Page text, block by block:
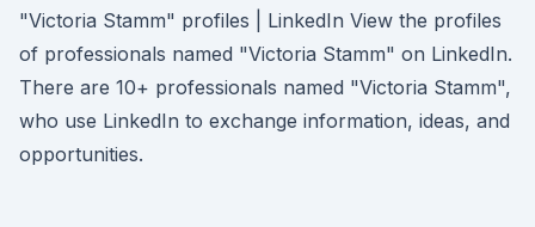
"Victoria Stamm" profiles | LinkedIn View the profiles
of professionals named "Victoria Stamm" on LinkedIn.
There are 10+ professionals named "Victoria Stamm",
who use LinkedIn to exchange information, ideas, and
opportunities.